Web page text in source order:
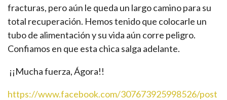
fracturas, pero aún le queda un largo camino para su
total recuperación. Hemos tenido que colocarle un
tubo de alimentación y su vida aún corre peligro.
Confiamos en que esta chica salga adelante.
¡¡Mucha fuerza, Ágora!!
https://www.facebook.com/307673925998526/post